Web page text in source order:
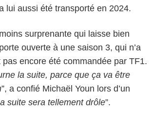
lui aussi été transporté en 2024.
surprenante qui laisse bien
ouverte à une saison 3, qui n’a
pas encore été commandée par TF1.
la suite, parce que ça va être
”, a confié Michaël Youn lors d’un
suite sera tellement drôle”.